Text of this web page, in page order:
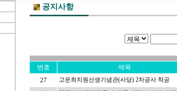
공지사항
번호 제목
27
고운최치원선생기념관(사당) 2차공사 착공